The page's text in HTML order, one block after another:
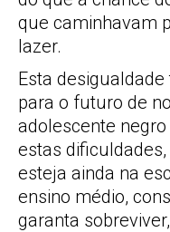
que caminhavam
lazer.
Esta
para o futuro de
adolescente
estas
esteja ainda na
ensino médio,
garanta